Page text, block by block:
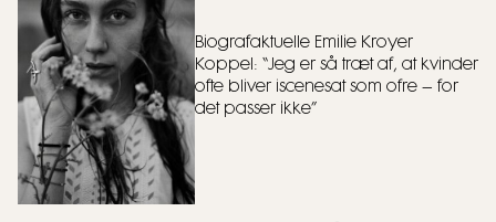
Biografaktuelle Emilie Kroyer
Koppel: “Jeg er så træt af, at kvinder
ofte bliver iscenesat som ofre – for
det passer ikke”